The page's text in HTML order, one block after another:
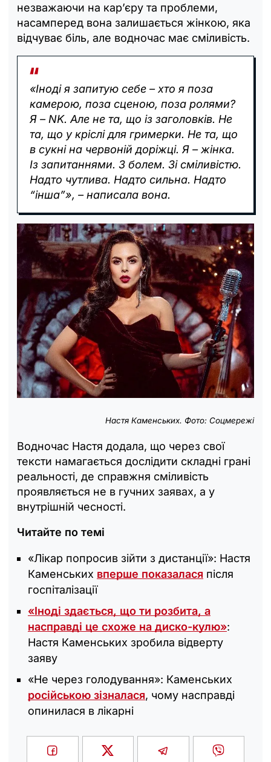
незважаючи на кар’єру та проблеми,
насамперед вона залишається жінкою, яка
відчуває біль, але водночас має сміливість.
«Іноді я запитую себе – хто я поза
камерою, поза сценою, поза ролями?
Я – NK. Але не та, що із заголовків. Не
та, що у кріслі для гримерки. Не та, що
в сукні на червоній доріжці. Я – жінка.
Із запитаннями. З болем. Зі сміливістю.
Надто чутлива. Надто сильна. Надто
“інша”», – написала вона.
Настя Каменських. Фото: Соцмережі
Водночас Настя додала, що через свої
тексти намагається дослідити складні грані
реальності, де справжня сміливість
проявляється не в гучних заявах, а у
внутрішній чесності.
Читайте по темі
«Лікар попросив зійти з дистанції»: Настя
Каменських вперше показалася після
госпіталізації
«Іноді здається, що ти розбита, а
насправді це схоже на диско-кулю»:
Настя Каменських зробила відверту
заяву
«‎Не через голодування»: Каменських
російською зізналася, чому насправді
опинилася в лікарні